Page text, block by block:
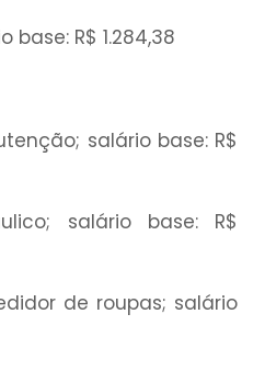
base: R$ 1.284,38
salário base: R$
salário base: R$
de roupas; salário